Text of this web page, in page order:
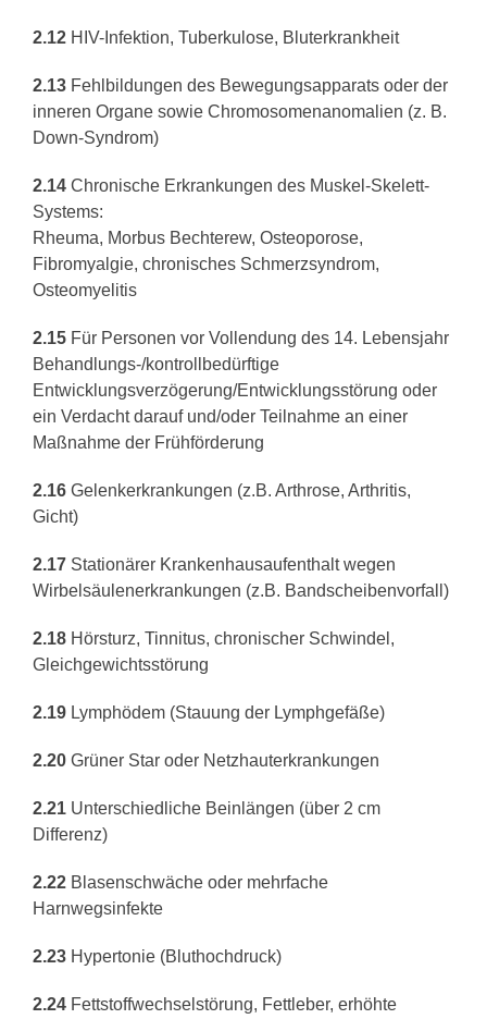
2.12HIV-Infektion, Tuberkulose, Bluterkrankheit
2.13Fehlbildungen des Bewegungsapparats oder der
inneren Organe sowie Chromosomenanomalien (z. B.
Down-Syndrom)
2.14Chronische Erkrankungen des Muskel-Skelett-
Systems:
Rheuma, Morbus Bechterew, Osteoporose,
Fibromyalgie, chronisches Schmerzsyndrom,
Osteomyelitis
2.15Für Personen vor Vollendung des 14. Lebensjahr
Behandlungs-/kontrollbedürftige
Entwicklungsverzögerung/Entwicklungsstörung oder
ein Verdacht darauf und/oder Teilnahme an einer
Maßnahme der Frühförderung
2.16Gelenkerkrankungen (z.B. Arthrose, Arthritis,
Gicht)
2.17Stationärer Krankenhausaufenthalt wegen
Wirbelsäulenerkrankungen (z.B. Bandscheibenvorfall)
2.18Hörsturz, Tinnitus, chronischer Schwindel,
Gleichgewichtsstörung
2.19Lymphödem (Stauung der Lymphgefäße)
2.20Grüner Star oder Netzhauterkrankungen
2.21Unterschiedliche Beinlängen (über 2 cm
Differenz)
2.22Blasenschwäche oder mehrfache
Harnwegsinfekte
2.23Hypertonie (Bluthochdruck)
2.24Fettstoffwechselstörung, Fettleber, erhöhte